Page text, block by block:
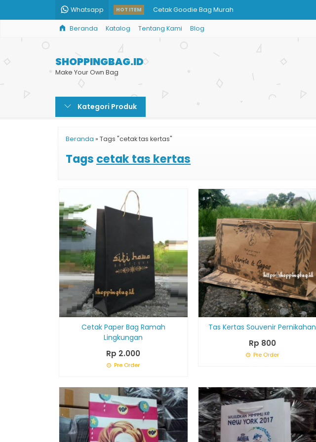
Whatsapp HOT ITEM Cetak Goodie Bag Murah
Paper Bag Kopi
Paper Bag Kotak Souvenir
Cetak Kantong Belanja Murah
Shopping Bag Toko Busana
Beranda Katalog Tentang Kami Blog
SHOPPINGBAG.ID
Make Your Own Bag
Kategori Produk
Beranda » Tags "cetak tas kertas"
Tags cetak tas kertas
Cetak Paper Bag Ramah
Lingkungan
Rp 2.000
Pre Order
Tas Kertas Souvenir Pernikahan
Rp 800
Pre Order